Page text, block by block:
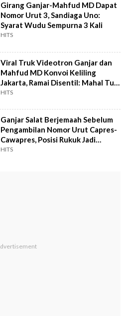
Girang Ganjar-Mahfud MD Dapat
Nomor Urut 3, Sandiaga Uno:
Syarat Wudu Sempurna 3 Kali
HITS
Viral Truk Videotron Ganjar dan
Mahfud MD Konvoi Keliling
Jakarta, Ramai Disentil: Mahal Tuh,
Duitnya Dari Mana?
HITS
Ganjar Salat Berjemaah Sebelum
Pengambilan Nomor Urut Capres-
Cawapres, Posisi Rukuk Jadi
Omongan
HITS